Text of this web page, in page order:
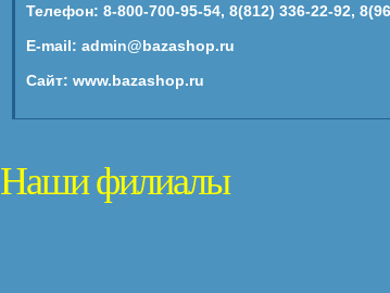
Телефон: 8-800-700-95-54, 8(812) 336-22-92,
E-mail: admin@bazashop.ru
Сайт: www.bazashop.ru
Наши филиалы